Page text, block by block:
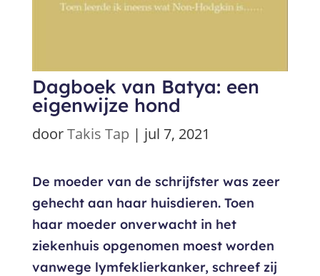
Dagboek van Batya: een
eigenwijze hond
doorTakis Tap | jul 7, 2021
De moeder van de schrijfster was zeer
gehecht aan haar huisdieren. Toen
haar moeder onverwacht in het
ziekenhuis opgenomen moest worden
vanwege lymfeklierkanker, schreef zij